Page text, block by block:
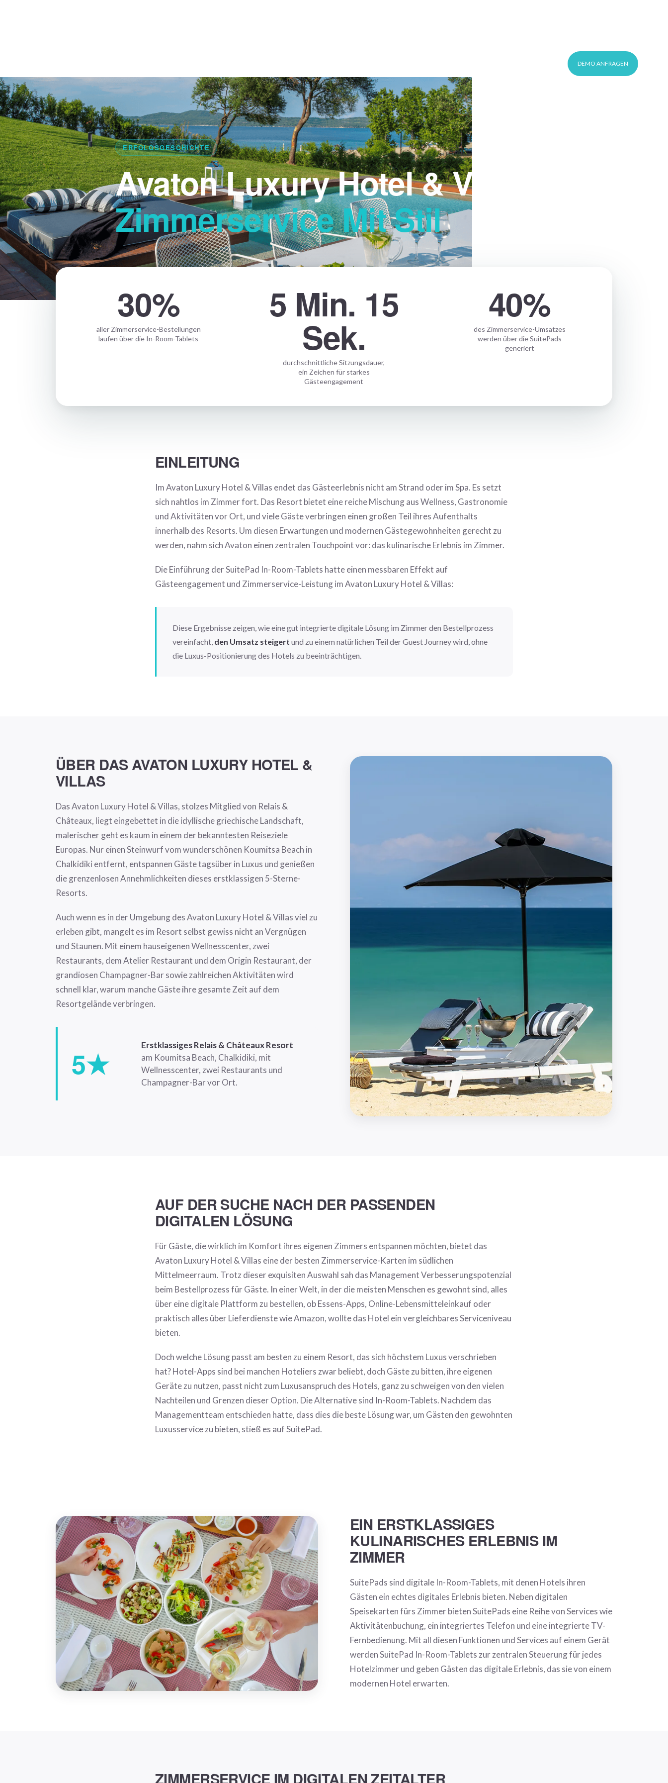
DEMO ANFRAGEN
ERFOLGSGESCHICHTE
Avaton Luxury Hotel & Villas:
Zimmerservice Mit Stil
30%
aller Zimmerservice-Bestellungen
laufen über die In-Room-Tablets
5 Min. 15
Sek.
durchschnittliche Sitzungsdauer,
ein Zeichen für starkes
Gästeengagement
40%
des Zimmerservice-Umsatzes
werden über die SuitePads
generiert
EINLEITUNG
Im Avaton Luxury Hotel & Villas endet das Gästeerlebnis nicht am Strand oder im Spa. Es setzt
sich nahtlos im Zimmer fort. Das Resort bietet eine reiche Mischung aus Wellness, Gastronomie
und Aktivitäten vor Ort, und viele Gäste verbringen einen großen Teil ihres Aufenthalts
innerhalb des Resorts. Um diesen Erwartungen und modernen Gästegewohnheiten gerecht zu
werden, nahm sich Avaton einen zentralen Touchpoint vor: das kulinarische Erlebnis im Zimmer.
Die Einführung der SuitePad In-Room-Tablets hatte einen messbaren Effekt auf
Gästeengagement und Zimmerservice-Leistung im Avaton Luxury Hotel & Villas:
Diese Ergebnisse zeigen, wie eine gut integrierte digitale Lösung im Zimmer den Bestellprozess
vereinfacht, den Umsatz steigert und zu einem natürlichen Teil der Guest Journey wird, ohne
die Luxus-Positionierung des Hotels zu beeinträchtigen.
ÜBER DAS AVATON LUXURY HOTEL &
VILLAS
Das Avaton Luxury Hotel & Villas, stolzes Mitglied von Relais &
Châteaux, liegt eingebettet in die idyllische griechische Landschaft,
malerischer geht es kaum in einem der bekanntesten Reiseziele
Europas. Nur einen Steinwurf vom wunderschönen Koumitsa Beach in
Chalkidiki entfernt, entspannen Gäste tagsüber in Luxus und genießen
die grenzenlosen Annehmlichkeiten dieses erstklassigen 5-Sterne-
Resorts.
Auch wenn es in der Umgebung des Avaton Luxury Hotel & Villas viel zu
erleben gibt, mangelt es im Resort selbst gewiss nicht an Vergnügen
und Staunen. Mit einem hauseigenen Wellnesscenter, zwei
Restaurants, dem Atelier Restaurant und dem Origin Restaurant, der
grandiosen Champagner-Bar sowie zahlreichen Aktivitäten wird
schnell klar, warum manche Gäste ihre gesamte Zeit auf dem
Resortgelände verbringen.
5★
Erstklassiges Relais & Châteaux Resort
am Koumitsa Beach, Chalkidiki, mit
Wellnesscenter, zwei Restaurants und
Champagner-Bar vor Ort.
AUF DER SUCHE NACH DER PASSENDEN
DIGITALEN LÖSUNG
Für Gäste, die wirklich im Komfort ihres eigenen Zimmers entspannen möchten, bietet das
Avaton Luxury Hotel & Villas eine der besten Zimmerservice-Karten im südlichen
Mittelmeerraum. Trotz dieser exquisiten Auswahl sah das Management Verbesserungspotenzial
beim Bestellprozess für Gäste. In einer Welt, in der die meisten Menschen es gewohnt sind, alles
über eine digitale Plattform zu bestellen, ob Essens-Apps, Online-Lebensmitteleinkauf oder
praktisch alles über Lieferdienste wie Amazon, wollte das Hotel ein vergleichbares Serviceniveau
bieten.
Doch welche Lösung passt am besten zu einem Resort, das sich höchstem Luxus verschrieben
hat? Hotel-Apps sind bei manchen Hoteliers zwar beliebt, doch Gäste zu bitten, ihre eigenen
Geräte zu nutzen, passt nicht zum Luxusanspruch des Hotels, ganz zu schweigen von den vielen
Nachteilen und Grenzen dieser Option. Die Alternative sind In-Room-Tablets. Nachdem das
Managementteam entschieden hatte, dass dies die beste Lösung war, um Gästen den gewohnten
Luxusservice zu bieten, stieß es auf SuitePad.
EIN ERSTKLASSIGES
KULINARISCHES ERLEBNIS IM
ZIMMER
SuitePads sind digitale In-Room-Tablets, mit denen Hotels ihren
Gästen ein echtes digitales Erlebnis bieten. Neben digitalen
Speisekarten fürs Zimmer bieten SuitePads eine Reihe von Services wie
Aktivitätenbuchung, ein integriertes Telefon und eine integrierte TV-
Fernbedienung. Mit all diesen Funktionen und Services auf einem Gerät
werden SuitePad In-Room-Tablets zur zentralen Steuerung für jedes
Hotelzimmer und geben Gästen das digitale Erlebnis, das sie von einem
modernen Hotel erwarten.
ZIMMERSERVICE IM DIGITALEN ZEITALTER